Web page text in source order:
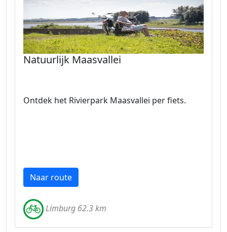
Natuurlijk Maasvallei
Ontdek het Rivierpark Maasvallei per fiets.
Naar route
Limburg 62.3 km